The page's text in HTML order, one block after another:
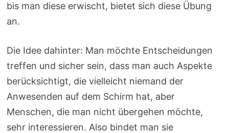
bis man diese erwischt, bietet sich diese Übung
an.
Die Idee dahinter: Man möchte Entscheidungen
treffen und sicher sein, dass man auch Aspekte
berücksichtigt, die vielleicht niemand der
Anwesenden auf dem Schirm hat, aber
Menschen, die man nicht übergehen möchte,
sehr interessieren. Also bindet man sie